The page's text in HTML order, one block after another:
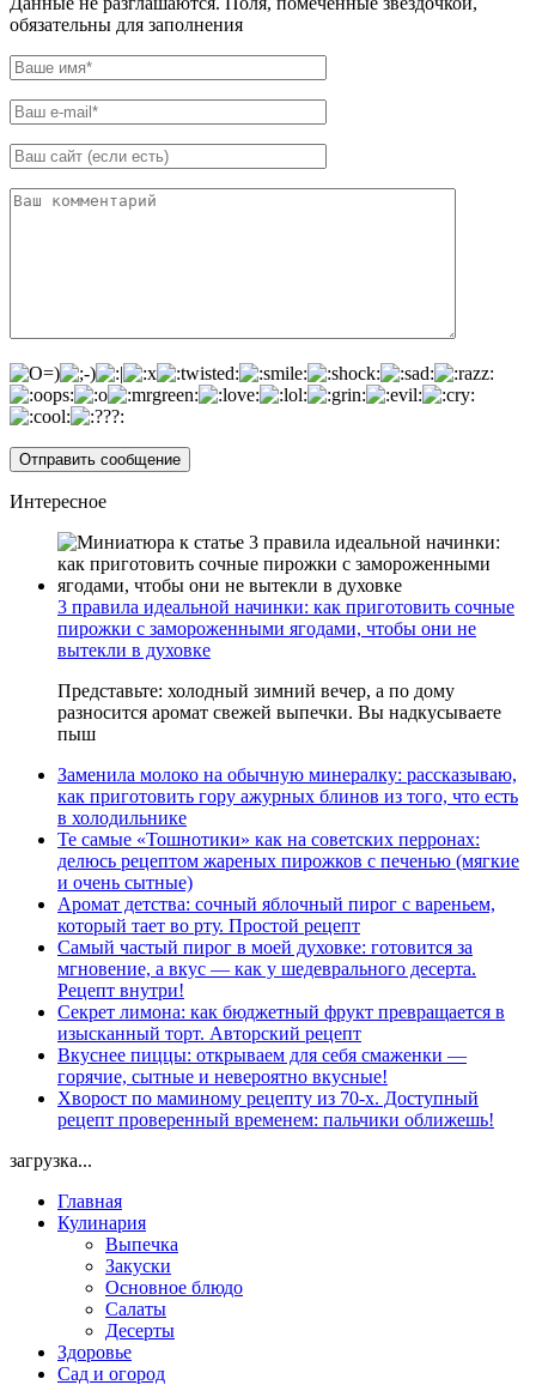
обязательны для заполнения
Интересное
3 правила идеальной начинки: как приготовить сочные
пирожки с замороженными ягодами, чтобы они не
вытекли в духовке
Представьте: холодный зимний вечер, а по дому
разносится аромат свежей выпечки. Вы надкусываете
пыш
Заменила молоко на обычную минералку: рассказываю,
как приготовить гору ажурных блинов из того, что есть
в холодильнике
Те самые «Тошнотики» как на советских перронах:
делюсь рецептом жареных пирожков с печенью (мягкие
и очень сытные)
Аромат детства: сочный яблочный пирог с вареньем,
который тает во рту. Простой рецепт
Самый частый пирог в моей духовке: готовится за
мгновение, а вкус — как у шедеврального десерта.
Рецепт внутри!
Секрет лимона: как бюджетный фрукт превращается в
изысканный торт. Авторский рецепт
Вкуснее пиццы: открываем для себя смаженки —
горячие, сытные и невероятно вкусные!
Хворост по маминому рецепту из 70-х. Доступный
рецепт проверенный временем: пальчики оближешь!
загрузка...
Главная
Кулинария
Выпечка
Закуски
Основное блюдо
Салаты
Десерты
Здоровье
Сад и огород